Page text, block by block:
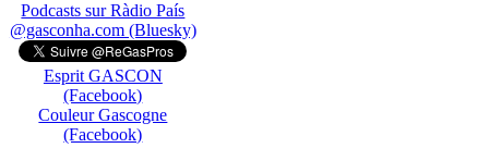
Podcasts sur Ràdio País
@gasconha.com (Bluesky)
Esprit GASCON
(Facebook)
Couleur Gascogne
(Facebook)